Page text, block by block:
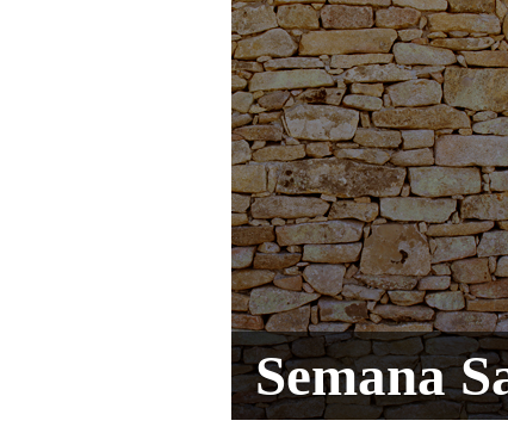
Semana